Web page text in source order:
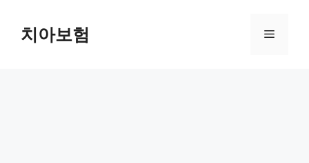
content치아보험 Menu